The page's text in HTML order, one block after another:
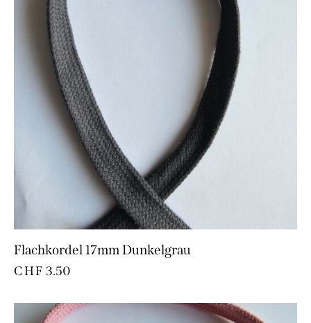
Flachkordel 17mm Dunkelgrau
CHF 3.50